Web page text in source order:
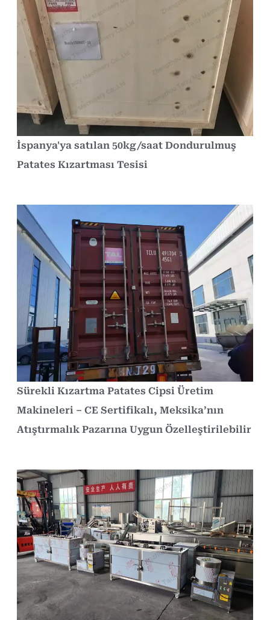
İspanya'ya satılan 50kg/saat Dondurulmuş
Patates Kızartması Tesisi
Sürekli Kızartma Patates Cipsi Üretim
Makineleri – CE Sertifikalı, Meksika’nın
Atıştırmalık Pazarına Uygun Özelleştirilebilir